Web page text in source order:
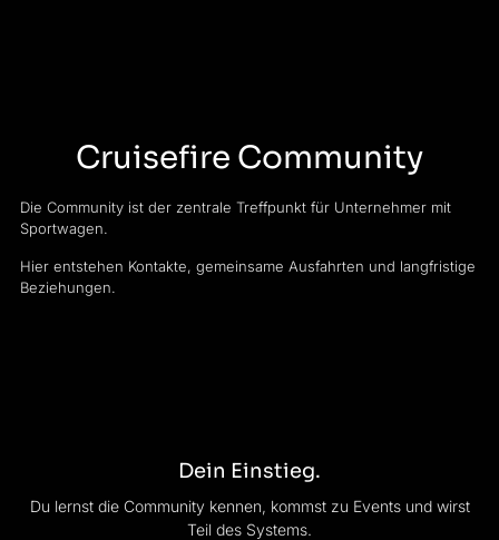
Cruisefire Community
Die Community ist der zentrale Treffpunkt für Unternehmer mit
Sportwagen.
Hier entstehen Kontakte, gemeinsame Ausfahrten und langfristige
Beziehungen.
Dein Einstieg.
Du lernst die Community kennen, kommst zu Events und wirst
Teil des Systems.